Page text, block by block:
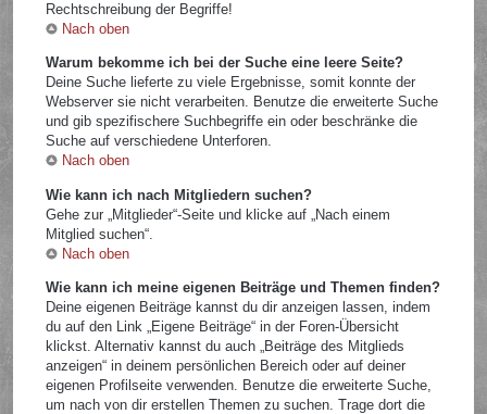
Rechtschreibung der Begriffe!
Nach oben
Warum bekomme ich bei der Suche eine leere Seite?
Deine Suche lieferte zu viele Ergebnisse, somit konnte der
Webserver sie nicht verarbeiten. Benutze die erweiterte Suche
und gib spezifischere Suchbegriffe ein oder beschränke die
Suche auf verschiedene Unterforen.
Nach oben
Wie kann ich nach Mitgliedern suchen?
Gehe zur „Mitglieder“-Seite und klicke auf „Nach einem
Mitglied suchen“.
Nach oben
Wie kann ich meine eigenen Beiträge und Themen finden?
Deine eigenen Beiträge kannst du dir anzeigen lassen, indem
du auf den Link „Eigene Beiträge“ in der Foren-Übersicht
klickst. Alternativ kannst du auch „Beiträge des Mitglieds
anzeigen“ in deinem persönlichen Bereich oder auf deiner
eigenen Profilseite verwenden. Benutze die erweiterte Suche,
um nach von dir erstellen Themen zu suchen. Trage dort die